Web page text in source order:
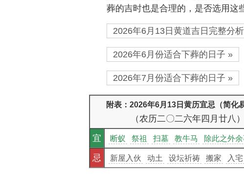
葬的吉时也是合理的，是否选用这
2026年6月13日黄道吉日完整分
2026年6月份适合下葬的日子 »
2026年7月份适合下葬的日子 »
附表：2026年6月13日黄历宜忌（简化
（农历二〇二六年四月廿八）
宜
断蚁 祭祖 扫墓 教牛马
除此之外
忌
新屋入伙 动土 设坛祈祷 搬家 入宅